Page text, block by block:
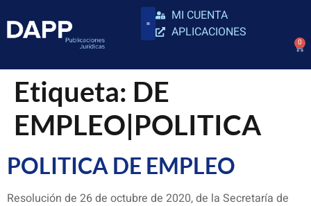
MI CUENTA
APLICACIONES
0
Etiqueta: DE
EMPLEO|POLITICA
POLITICA DE EMPLEO
Resolución de 26 de octubre de 2020, de la Secretaría de